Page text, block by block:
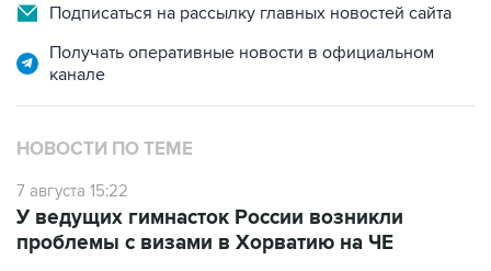
Подписаться на рассылку главных новостей сайта
Получать оперативные новости в официальном
канале
НОВОСТИ ПО ТЕМЕ
7 августа 15:22
У ведущих гимнасток России возникли
проблемы с визами в Хорватию на ЧЕ